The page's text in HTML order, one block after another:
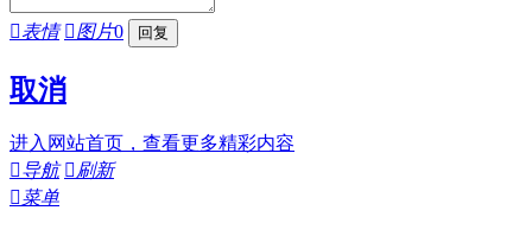
表情 图片0
取消
进入网站首页，查看更多精彩内容
导航 刷新
菜单